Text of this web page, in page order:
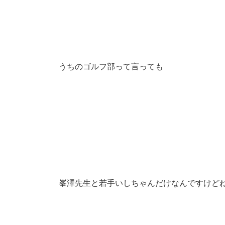
うちのゴルフ部って言っても
峯澤先生と若手いしちゃんだけなんですけど